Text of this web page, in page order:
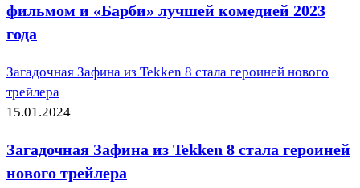
фильмом и «Барби» лучшей комедией 2023
года
Загадочная Зафина из Tekken 8 стала героиней нового
трейлера
15.01.2024
Загадочная Зафина из Tekken 8 стала героиней
нового трейлера